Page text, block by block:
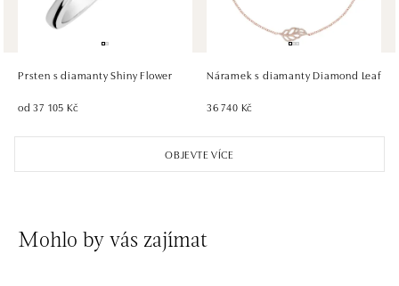
HALADA OC Eurovea, Bratislava
Pribinova 8, 811 09 Bratislava
dnes otevřeno do 21:00
OBJEVTE VÍCE
Prsten s diamanty Shiny Flower
od 37 105 Kč
Náramek s diamanty Diamond Leaf
36 740 Kč
Mohlo by vás zajímat